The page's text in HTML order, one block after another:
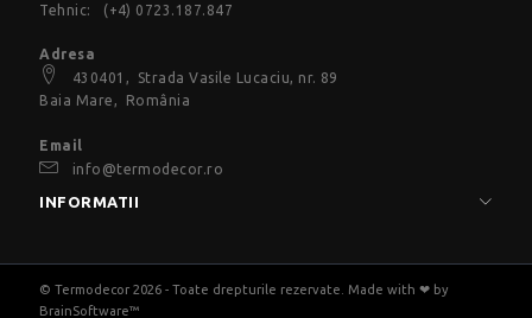
Tehnic:
(+4) 0723.187.847
Adresa
430401, Strada Vasile Lucaciu, nr. 89
Baia Mare, România
Email
info@termodecor.ro
INFORMATII
© Termodecor 2026 - Toate drepturile rezervate. Made with ❤ by
BrainSoftware™